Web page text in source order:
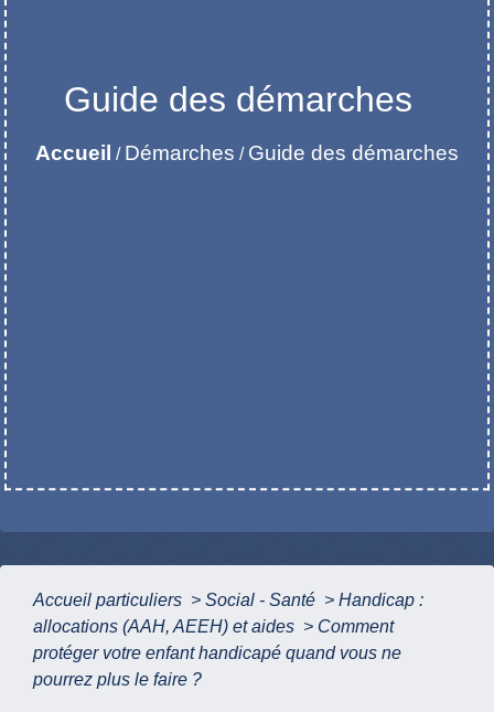
Guide des démarches
Accueil / Démarches / Guide des démarches
Accueil particuliers > Social - Santé > Handicap :
allocations (AAH, AEEH) et aides > Comment
protéger votre enfant handicapé quand vous ne
pourrez plus le faire ?